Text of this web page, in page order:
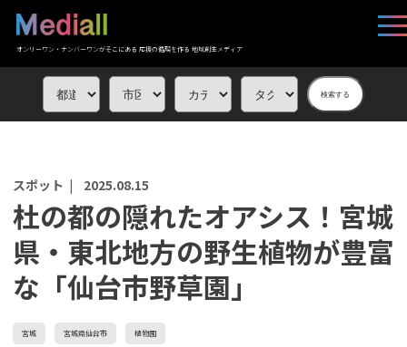
オンリーワン・ナンバーワンがそこにある 応援の循環を作る 地域創生メディア
検索する
スポット | 2025.08.15
杜の都の隠れたオアシス！宮城
県・東北地方の野生植物が豊富
な「仙台市野草園」
宮城 宮城県仙台市 植物園